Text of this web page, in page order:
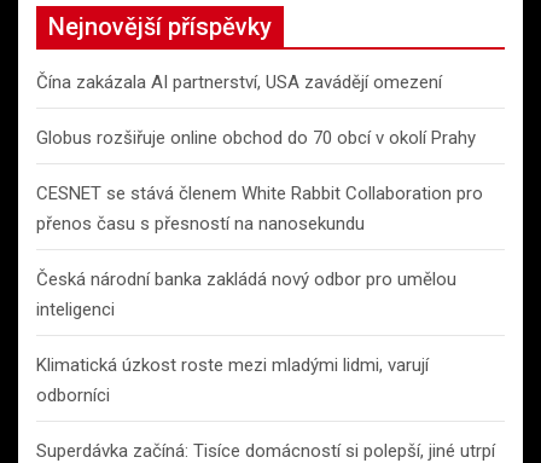
Nejnovější příspěvky
Čína zakázala AI partnerství, USA zavádějí omezení
Globus rozšiřuje online obchod do 70 obcí v okolí Prahy
CESNET se stává členem White Rabbit Collaboration pro
přenos času s přesností na nanosekundu
Česká národní banka zakládá nový odbor pro umělou
inteligenci
Klimatická úzkost roste mezi mladými lidmi, varují
odborníci
Superdávka začíná: Tisíce domácností si polepší, jiné utrpí